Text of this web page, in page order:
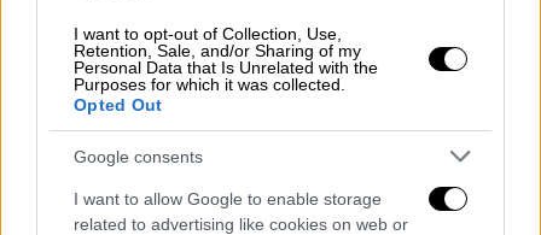
I want to opt-out of Collection, Use,
Retention, Sale, and/or Sharing of my
Personal Data that Is Unrelated with the
Purposes for which it was collected.
Opted Out
Google consents
I want to allow Google to enable storage
related to advertising like cookies on web or
ευρώ ως loan fee. Το ποσό αυτό, που είναι
το συνολικό κόστος της κίνησης με τον
Γιακουμάκη, δεν καταλήγει πρακτικά στα
ταμεία των Μεξικανών, αλλά
χρησιμοποιείται για να καλύψει μέρος του
συμβολαίου του ποδοσφαιριστή.